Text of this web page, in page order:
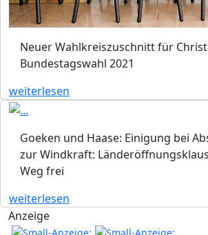
Neuer Wahlkreiszuschnitt für
Bundestagswahl 2021
weiterlesen
Goeken und Haase: Einigung bei
zur Windkraft:
Weg frei
weiterlesen
Anzeige